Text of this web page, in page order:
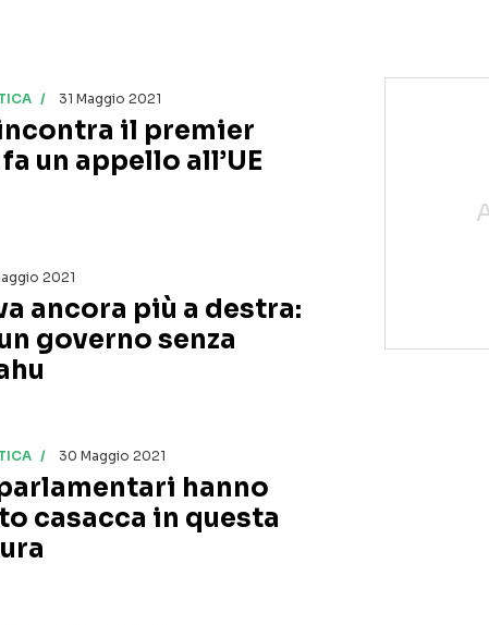
31 Maggio 2021
il premier
un appello all’UE
2021
ancora più a destra:
governo senza
30 Maggio 2021
hanno
casacca in questa